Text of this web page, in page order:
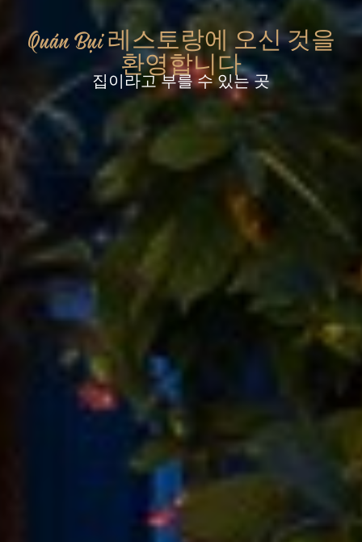
Quán Bụi 레스토랑에 오신 것을
환영합니다
집이라고 부를 수 있는 곳